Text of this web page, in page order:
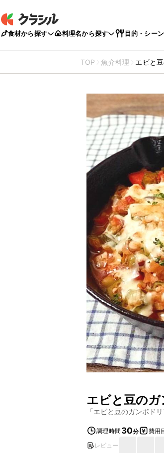
食材から探す 料理名から探す 目的・シー
TOP 魚介料理 エビと
エビと豆の
「エビと豆のガンボドリ
調理時間 30分 費用
レビュー